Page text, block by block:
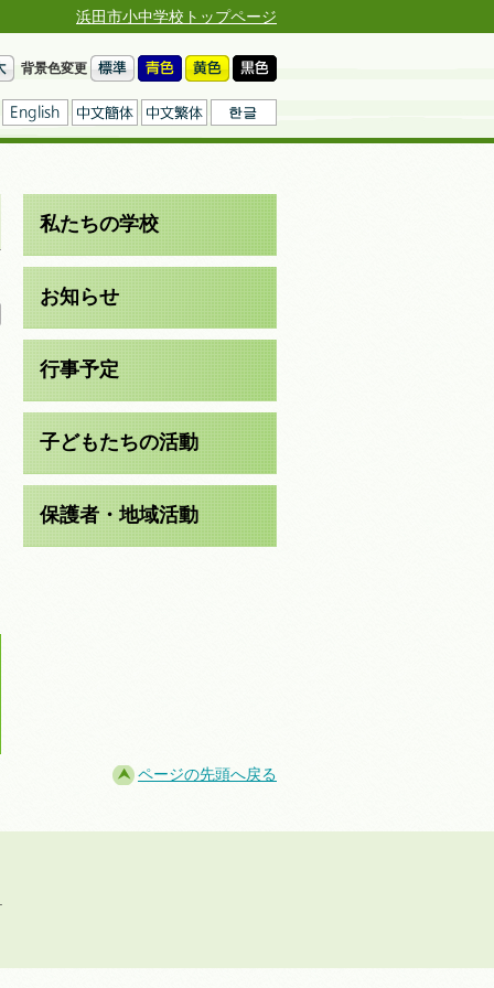
浜田市小中学校トップページ
背景色変更
私たちの学校
お知らせ
行事予定
子どもたちの活動
保護者・地域活動
ページの先頭へ戻る